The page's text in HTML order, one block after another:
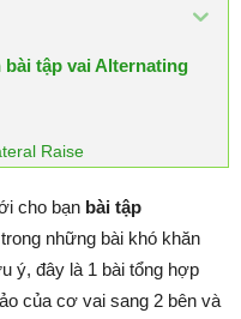
tập vai Alternating
Raise
cho bạn bài tập
những bài khó khăn
ý, đây là 1 bài tổng hợp
của cơ vai sang 2 bên và